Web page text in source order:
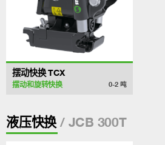
摆动快换 TCX
摆动和旋转快换 0-2 吨
液压快换 / JCB 300T